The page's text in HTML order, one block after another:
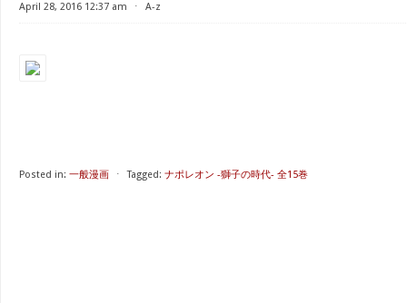
April 28, 2016 12:37 am ⋅ A-z
Posted in: 一般漫画 ⋅ Tagged: ナポレオン -獅子の時代- 全15巻